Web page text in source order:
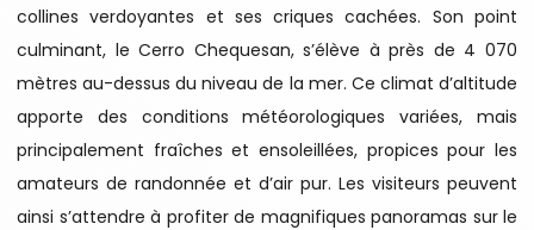
collines verdoyantes et ses criques cachées. Son point
culminant, le Cerro Chequesan, s’élève à près de 4 070
mètres au-dessus du niveau de la mer. Ce climat d’altitude
apporte des conditions météorologiques variées, mais
principalement fraîches et ensoleillées, propices pour les
amateurs de randonnée et d’air pur. Les visiteurs peuvent
ainsi s’attendre à profiter de magnifiques panoramas sur le